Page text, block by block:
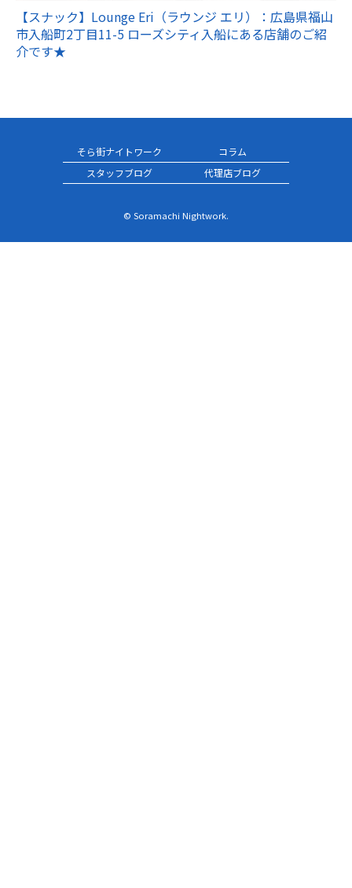
【スナック】Lounge Eri（ラウンジ エリ）：広島県福山
市入船町2丁目11-5 ローズシティ入船にある店舗のご紹
介です★
そら街ナイトワーク
コラム
スタッフブログ
代理店ブログ
© Soramachi Nightwork.